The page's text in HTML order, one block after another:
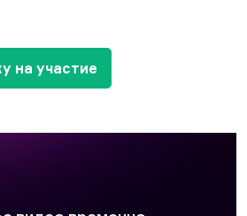
на участие